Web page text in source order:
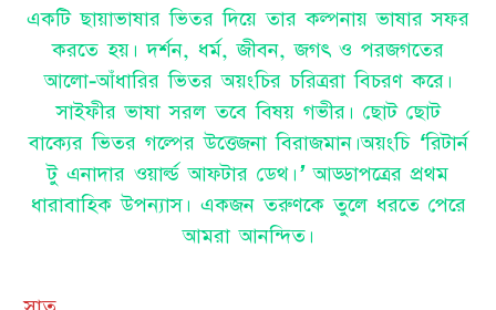
একটি ছায়াভাষার ভিতর দিয়ে তার কল্পনায় ভাষার সফর
করতে হয়। দর্শন, ধর্ম, জীবন, জগৎ ও পরজগতের
আলো-আঁধারির ভিতর অয়ংচির চরিত্ররা বিচরণ করে।
সাইফীর ভাষা সরল তবে বিষয় গভীর। ছোট ছোট
বাক্যের ভিতর গল্পের উত্তেজনা বিরাজমান।অয়ংচি ‘রিটার্ন
টু এনাদার ওয়ার্ল্ড আফটার ডেথ।’ আড্ডাপত্রের প্রথম
ধারাবাহিক উপন্যাস। একজন তরুণকে তুলে ধরতে পেরে
আমরা আনন্দিত।